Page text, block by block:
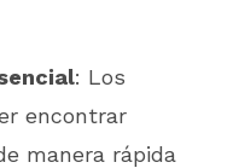
: Los
encontrar
manera rápida